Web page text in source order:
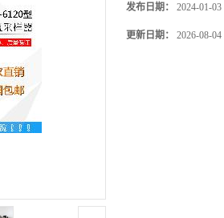
发布日期： 2024-01-03
更新日期： 2026-08-04